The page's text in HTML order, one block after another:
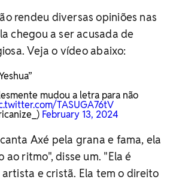
rendeu diversas opiniões nas
chegou a ser acusada de
Veja o vídeo abaixo:
mudou a letra para não
TASUGA76tV
February 13, 2024
Axé pela grana e fama, ela
ritmo", disse um. "Ela é
e cristã. Ela tem o direito